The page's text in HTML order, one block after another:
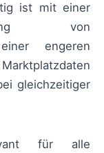
ist mit einer
von
engeren
gleichzeitiger
für alle